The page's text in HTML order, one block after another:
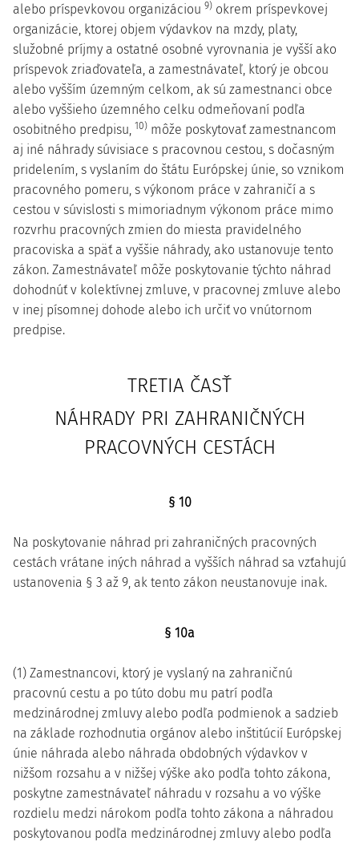
alebo príspevkovou organizáciou 9) okrem príspevkovej
organizácie, ktorej objem výdavkov na mzdy, platy,
služobné príjmy a ostatné osobné vyrovnania je vyšší ako
príspevok zriaďovateľa, a zamestnávateľ, ktorý je obcou
alebo vyšším územným celkom, ak sú zamestnanci obce
alebo vyššieho územného celku odmeňovaní podľa
osobitného predpisu, 10) môže poskytovať zamestnancom
aj iné náhrady súvisiace s pracovnou cestou, s dočasným
pridelením, s vyslaním do štátu Európskej únie, so vznikom
pracovného pomeru, s výkonom práce v zahraničí a s
cestou v súvislosti s mimoriadnym výkonom práce mimo
rozvrhu pracovných zmien do miesta pravidelného
pracoviska a späť a vyššie náhrady, ako ustanovuje tento
zákon. Zamestnávateľ môže poskytovanie týchto náhrad
dohodnúť v kolektívnej zmluve, v pracovnej zmluve alebo
v inej písomnej dohode alebo ich určiť vo vnútornom
predpise.
TRETIA ČASŤ
NÁHRADY PRI ZAHRANIČNÝCH
PRACOVNÝCH CESTÁCH
§ 10
Na poskytovanie náhrad pri zahraničných pracovných
cestách vrátane iných náhrad a vyšších náhrad sa vzťahujú
ustanovenia § 3 až 9, ak tento zákon neustanovuje inak.
§ 10a
(1) Zamestnancovi, ktorý je vyslaný na zahraničnú
pracovnú cestu a po túto dobu mu patrí podľa
medzinárodnej zmluvy alebo podľa podmienok a sadzieb
na základe rozhodnutia orgánov alebo inštitúcií Európskej
únie náhrada alebo náhrada obdobných výdavkov v
nižšom rozsahu a v nižšej výške ako podľa tohto zákona,
poskytne zamestnávateľ náhradu v rozsahu a vo výške
rozdielu medzi nárokom podľa tohto zákona a náhradou
poskytovanou podľa medzinárodnej zmluvy alebo podľa